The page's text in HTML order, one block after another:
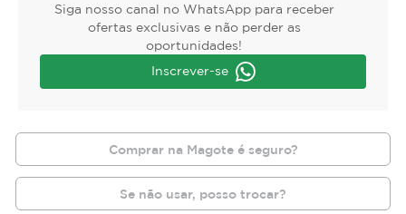
Siga nosso canal no WhatsApp para receber
ofertas exclusivas e não perder as
oportunidades!
Inscrever-se
Comprar na Magote é seguro?
Se não usar, posso trocar?